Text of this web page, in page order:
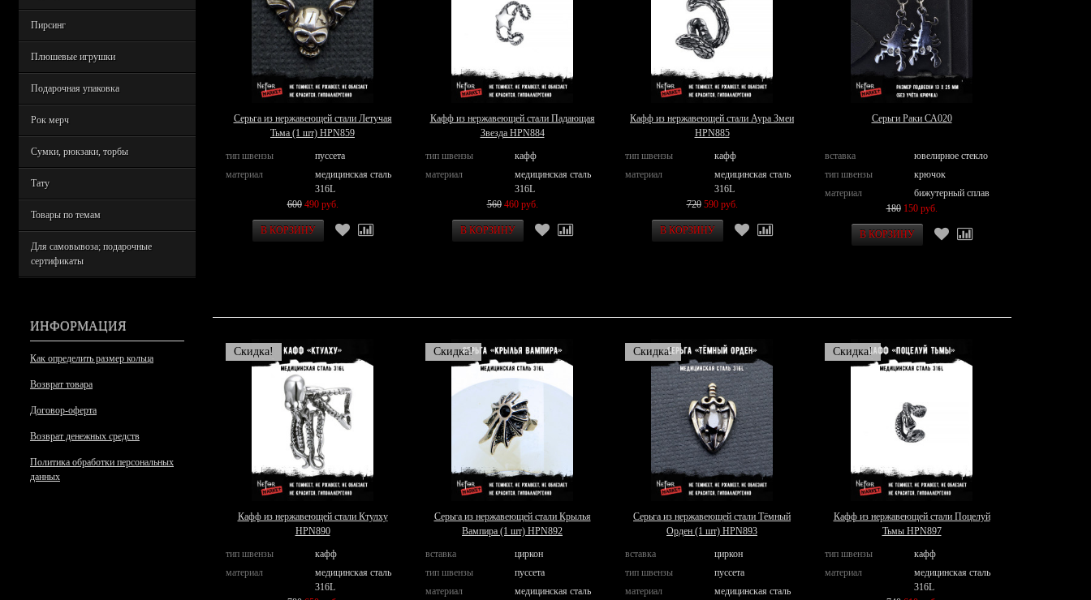
Пирсинг
Плюшевые игрушки
Подарочная упаковка
Рок мерч
Сумки, рюкзаки, торбы
Тату
Товары по темам
Для самовывоза; подарочные
сертификаты
ИНФОРМАЦИЯ
Как определить размер кольца
Возврат товара
Договор-оферта
Возврат денежных средств
Политика обработки персональных
данных
Серьга из нержавеющей стали Летучая
Тьма (1 шт) HPN859
тип швензы
пуссета
материал
медицинская сталь
316L
600 490 руб.
Кафф из нержавеющей стали Падающая
Звезда HPN884
тип швензы
кафф
материал
медицинская сталь
316L
560 460 руб.
Кафф из нержавеющей стали Аура Змеи
HPN885
тип швензы
кафф
материал
медицинская сталь
316L
720 590 руб.
Серьги Раки СА020
вставка
ювелирное стекло
тип швензы
крючок
материал
бижутерный сплав
180 150 руб.
Скидка!
Кафф из нержавеющей стали Ктулху
HPN890
тип швензы
кафф
материал
медицинская сталь
316L
Скидка!
Серьга из нержавеющей стали Крылья
Вампира (1 шт) HPN892
вставка
циркон
тип швензы
пуссета
материал
медицинская сталь
Скидка!
Серьга из нержавеющей стали Тёмный
Орден (1 шт) HPN893
вставка
циркон
тип швензы
пуссета
материал
медицинская сталь
Скидка!
Кафф из нержавеющей стали Поцелуй
Тьмы HPN897
тип швензы
кафф
материал
медицинская сталь
316L